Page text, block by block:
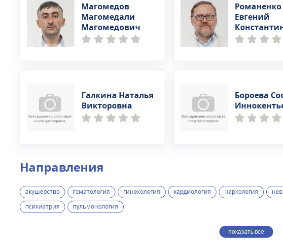
Магомедов
Магомедали
Магомедович
Романенко
Евгений
Галкина Наталья
Викторовна
Бороева
Направления
акушерство гематология гинекология кардиология наркология
психиатрия
пульмонология
показать все